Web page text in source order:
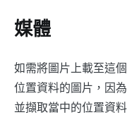
媒體
如需將圖片上載至這
位置資料的圖片，因
並擷取當中的位置資料